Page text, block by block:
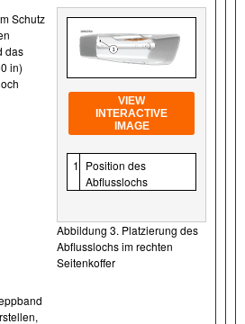
Schutz
das
in)
VIEW
INTERACTIVE
IMAGE
1 Position des
Abflusslochs
Abbildung 3. Platzierung des
Abflusslochs im rechten
Seitenkoffer